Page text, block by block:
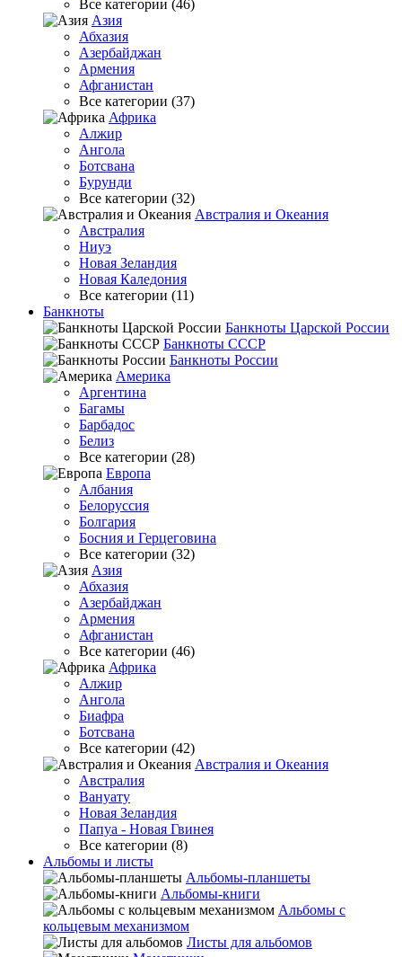
Все категории (46)
Азия
Абхазия
Азербайджан
Армения
Афганистан
Все категории (37)
Африка
Алжир
Ангола
Ботсвана
Бурунди
Все категории (32)
Австралия и Океания
Австралия
Ниуэ
Новая Зеландия
Новая Каледония
Все категории (11)
Банкноты
Банкноты Царской России
Банкноты СССР
Банкноты России
Америка
Аргентина
Багамы
Барбадос
Белиз
Все категории (28)
Европа
Албания
Белоруссия
Болгария
Босния и Герцеговина
Все категории (32)
Азия
Абхазия
Азербайджан
Армения
Афганистан
Все категории (46)
Африка
Алжир
Ангола
Биафра
Ботсвана
Все категории (42)
Австралия и Океания
Австралия
Вануату
Новая Зеландия
Папуа - Новая Гвинея
Все категории (8)
Альбомы и листы
Альбомы-планшеты
Альбомы-книги
Альбомы с
кольцевым механизмом
Листы для альбомов